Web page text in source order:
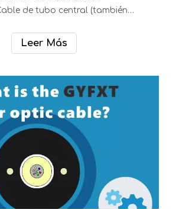
de fibra: 1-12 fibras Índice